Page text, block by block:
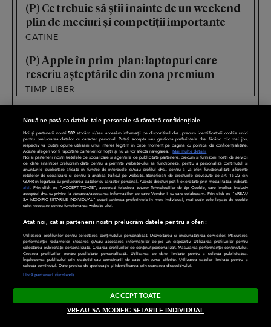
(P) Ce trebuie să știi înainte de un weekend
plin de meciuri și competiții importante
CATINE
(P) Apple în prim-plan: laptopuri care
rescriu așteptările din zona premium
TIMP LIBER
LIFESTYLE
Familie
Relații
DIVERSE
CaTine
Frumusețe
Nouă ne pasă ca datele tale personale să rămână confidențiale
Noi și partenerii noștri589 stocăm și/sau accesăm informații pe dispozitivul dvs., precum identificatorii cookie unici
pentru prelucrarea datelor cu caracter personal. Puteți accepta sau gestiona preferințele dvs. făcând clic mai jos,
respectiv vă puteți opune utilizării unui interes legitim în orice moment pe pagina cu politica de confidențialitate.
Aceste alegeri vor fi raportate partenerilor noștri și nu vă vor afecta navigarea. Mai multe detalii
Noi si partenerii nostri (retelele de socializare si agentiile de publicitate partenere, precum si furnizorii nostri de servicii
de date analitice) prelucram date pentru a permite website-ului sa functioneze, pentru a personaliza continutul si
anunturile publicitare afisate in functie de interesele si/sau profilul dvs., pentru a va oferi functionalitati aferente
retelelor de socializare si pentru a analiza traficul pe website. Beneficiati de drepturile prevazute de art. 15-22 din
GDPR in legatura cu prelucrarea datelor cu caracter personal. Aceste drepturi pot fi exercitate prin modalitatea indicata
aici. Prin click pe “ACCEPT TOATE”, acceptati folosirea tuturor Tehnologiilor de tip Cookie, care implica inclusiv
acceptul dvs. cu privire la stocarea/accesarea informatiilor de catre Vendor-ii cu care colaboram. Prin click pe “VREAU
SA MODIFIC SETARILE INDIVIDUAL” puteti schimba preferintele in mod individual, mai putin cele legate de cookie
strict necesare pentru functionarea website-ului.
Atât noi, cât și partenerii noștri prelucrăm datele pentru a oferi:
Utilizarea profilurilor pentru selectarea conținutului personalizat. Dezvoltarea și îmbunătățirea serviciilor. Măsurarea
performanței reclamelor. Stocarea și/sau accesarea informațiilor de pe un dispozitiv. Utilizarea profilurilor pentru
selectarea publicității personalizate. Crearea profilurilor de conținut personalizat. Măsurarea performanței conținutului.
Crearea profilurilor pentru publicitate personalizată. Utilizarea de date limitate pentru a selecta publicitatea.
Înțelegerea publicului prin statistici sau combinații de date din surse diferite. Utilizarea datelor limitate pentru a
selecta conținutul. Date precise de geolocație și identificarea prin scanarea dispozitivului.
Listă parteneri (furnizori)
ACCEPT TOATE
VREAU SA MODIFIC SETARILE INDIVIDUAL